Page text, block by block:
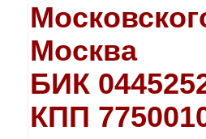
Москва
БИК
КПП